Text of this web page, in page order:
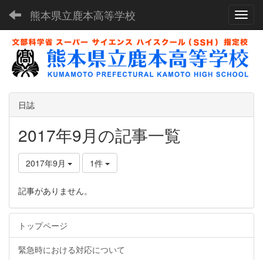
熊本県立鹿本高等学校
日誌
2017年9月の記事一覧
2017年9月 1件
記事がありません。
トップページ
緊急時における対応について